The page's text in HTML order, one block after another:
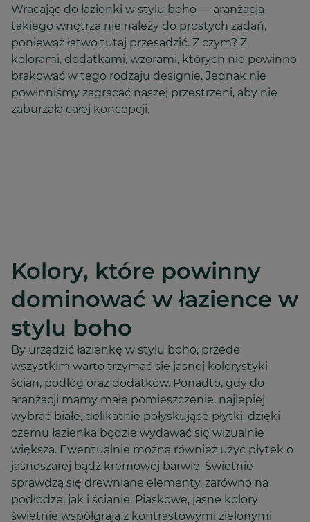
Wracając do łazienki w stylu boho — aranżacja
takiego wnętrza nie należy do prostych zadań,
ponieważ łatwo tutaj przesadzić. Z czym? Z
kolorami, dodatkami, wzorami, których nie powinno
brakować w tego rodzaju designie. Jednak nie
powinniśmy zagracać naszej przestrzeni, aby nie
zaburzała całej koncepcji.
Kolory, które powinny
dominować w łazience w
stylu boho
By urządzić łazienkę w stylu boho, przede
wszystkim warto trzymać się jasnej kolorystyki
ścian, podłóg oraz dodatków. Ponadto, gdy do
aranżacji mamy małe pomieszczenie, najlepiej
wybrać białe, delikatnie połyskujące płytki, dzięki
czemu łazienka będzie wydawać się wizualnie
większa. Ewentualnie można również użyć płytek o
jasnoszarej bądź kremowej barwie. Świetnie
sprawdzą się drewniane elementy, zarówno na
podłodze, jak i ścianie. Piaskowe, jasne kolory
świetnie współgrają z kontrastowymi zielonymi